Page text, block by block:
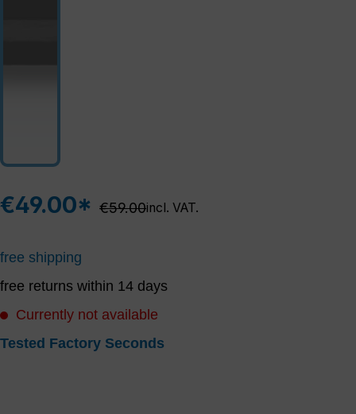
€49.00* Regular price:
€59.00incl. VAT.
free shipping
free returns within 14 days
Currently not available
Tested Factory Seconds